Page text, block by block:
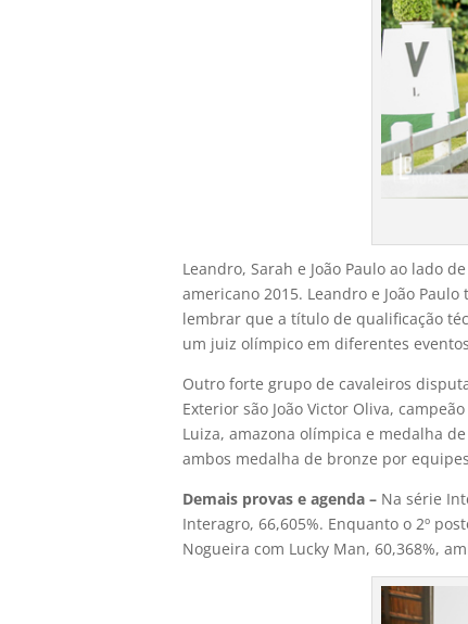
Leandro, Sarah e João Paulo ao lado
americano 2015. Leandro e João
lembrar que a título de qualificação
um juiz olímpico em diferentes
Outro forte grupo de cavaleiros
Exterior são João Victor Oliva,
Luiza, amazona olímpica e medalha
ambos medalha de bronze por
Demais provas e agenda – Na série
Interagro, 66,605%. Enquanto o 2º
Nogueira com Lucky Man, 60,368%,